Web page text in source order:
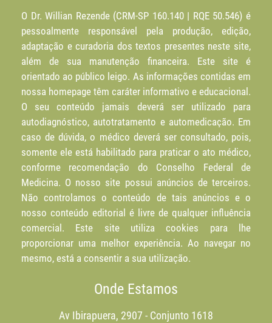
O Dr. Willian Rezende (CRM-SP 160.140 | RQE 50.546) é
pessoalmente responsável pela produção, edição,
adaptação e curadoria dos textos presentes neste site,
além de sua manutenção financeira. Este site é
orientado ao público leigo. As informações contidas em
nossa homepage têm caráter informativo e educacional.
O seu conteúdo jamais deverá ser utilizado para
autodiagnóstico, autotratamento e automedicação. Em
caso de dúvida, o médico deverá ser consultado, pois,
somente ele está habilitado para praticar o ato médico,
conforme recomendação do Conselho Federal de
Medicina. O nosso site possui anúncios de terceiros.
Não controlamos o conteúdo de tais anúncios e o
nosso conteúdo editorial é livre de qualquer influência
comercial. Este site utiliza cookies para lhe
proporcionar uma melhor experiência. Ao navegar no
mesmo, está a consentir a sua utilização.
Onde Estamos
Av Ibirapuera, 2907 - Conjunto 1618